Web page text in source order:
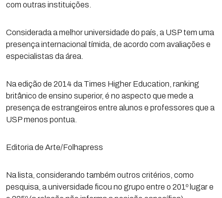
com outras instituições.
Considerada a melhor universidade do país, a USP tem uma
presença internacional tímida, de acordo com avaliações e
especialistas da área.
Na edição de 2014 da Times Higher Education, ranking
britânico de ensino superior, é no aspecto que mede a
presença de estrangeiros entre alunos e professores que a
USP menos pontua.
Editoria de Arte/Folhapress
Na lista, considerando também outros critérios, como
pesquisa, a universidade ficou no grupo entre o 201º lugar e